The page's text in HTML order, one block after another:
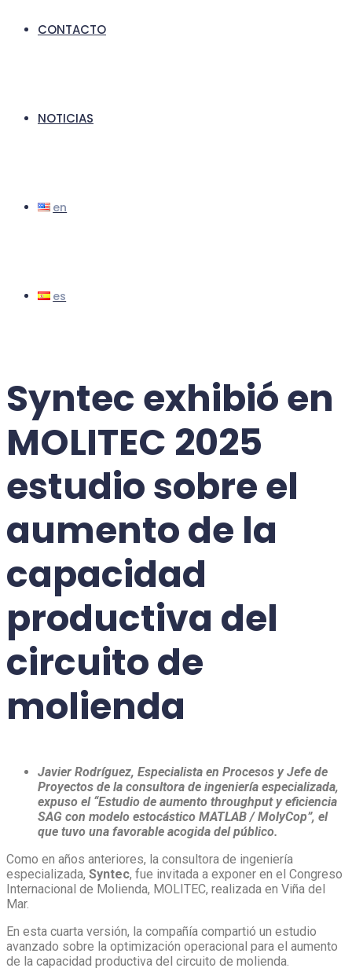
CONTACTO
NOTICIAS
Syntec exhibió en
MOLITEC 2025
estudio sobre el
aumentode la
capacidad
productiva del
circuito de
molienda
Javier Rodríguez, Especialista en Procesos y Jefe de
Proyectos de la consultora de ingeniería especializada,
expuso el “Estudio de aumento throughput y eficiencia
SAG con modelo estocástico MATLAB / MolyCop”, el
que tuvo una favorable acogida del público.
Como en años anteriores, la consultora de ingeniería
especializada, Syntec, fue invitada a exponer en el Congreso
Internacional de Molienda, MOLITEC, realizada en Viña del
Mar.
En esta cuarta versión, la compañía compartió un estudio
avanzado sobre la optimización operacional para el aumento
de la capacidad productiva del circuito de molienda.